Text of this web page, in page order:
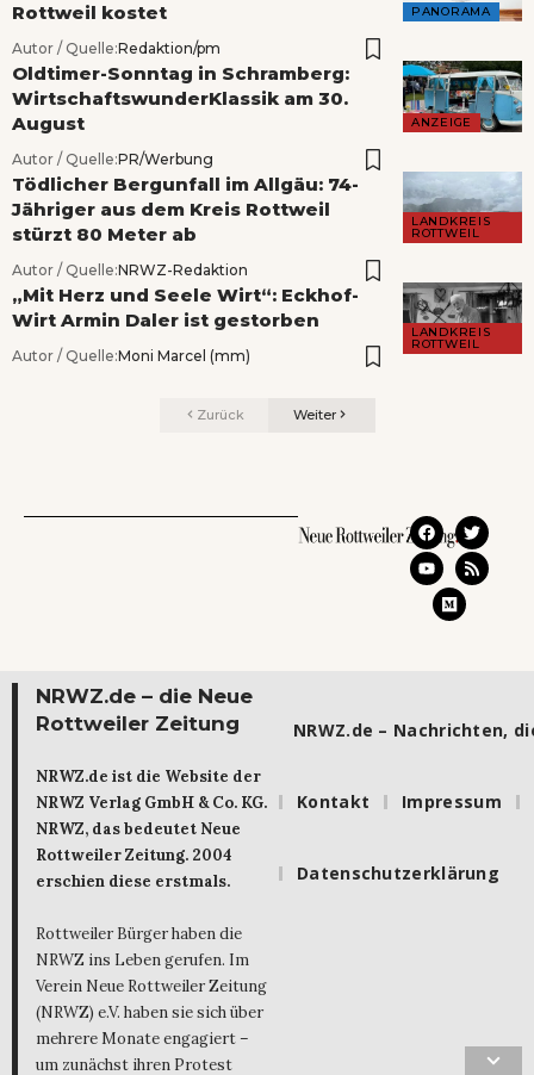
PANORAMA
Rottweil kostet
Autor / Quelle:Redaktion/pm
ANZEIGE
Oldtimer-Sonntag in Schramberg:
WirtschaftswunderKlassik am 30.
August
Autor / Quelle:PR/Werbung
LANDKREIS
ROTTWEIL
Tödlicher Bergunfall im Allgäu: 74-
Jähriger aus dem Kreis Rottweil
stürzt 80 Meter ab
Autor / Quelle:NRWZ-Redaktion
LANDKREIS
ROTTWEIL
„Mit Herz und Seele Wirt“: Eckhof-
Wirt Armin Daler ist gestorben
Autor / Quelle:Moni Marcel (mm)
Zurück Weiter
NRWZ.de – die Neue
Rottweiler Zeitung
NRWZ.de ist die Website der
NRWZ Verlag GmbH & Co. KG.
NRWZ, das bedeutet Neue
Rottweiler Zeitung. 2004
erschien diese erstmals.
Rottweiler Bürger haben die
NRWZ ins Leben gerufen. Im
Verein Neue Rottweiler Zeitung
(NRWZ) e.V. haben sie sich über
mehrere Monate engagiert –
um zunächst ihren Protest
NRWZ.de – Nachrichten,
Kontakt Impressum
Datenschutzerklärung